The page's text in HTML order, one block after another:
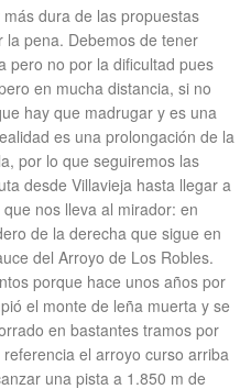
dura de las propuestas
pena. Debemos de tener
pero no por la dificultad pues
en mucha distancia, si no
hay que madrugar y es una
es una prolongación de la
por lo que seguiremos las
desde Villavieja hasta llegar a
nos lleva al mirador: en
de la derecha que sigue en
del Arroyo de Los Robles.
porque hace unos años por
el monte de leña muerta y se
en bastantes tramos por
el arroyo curso arriba
una pista a 1.850 m de